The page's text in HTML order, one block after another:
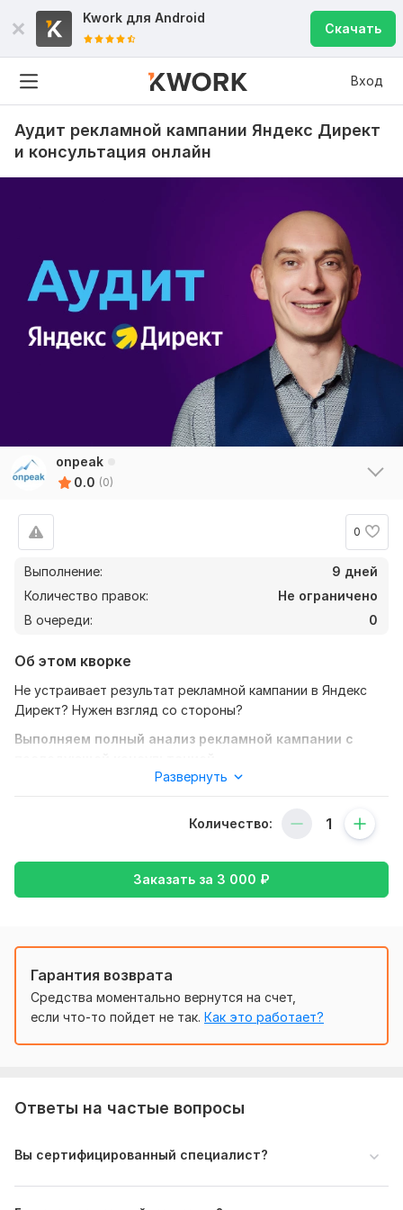
Kwork для Android
Скачать
Вход
Аудит рекламной кампании Яндекс Директ
и консультация онлайн
onpeak
0.0 (0)
0
Выполнение:
9 дней
Количество правок:
Не ограничено
В очереди:
0
Об этом кворке
Не устраивает результат рекламной кампании в Яндекс
Директ? Нужен взгляд со стороны?
Выполняем полный анализ рекламной кампании с
Анализ объявлений, корректность оффера,
1. Нам для анализа потребуется доступ к текущей
рекламной кампании Яндекс Директ и Метрике. Можете
E-mail.
этом заранее согласовываем с вами день и время звонка
консультации.
3. В моменту консультации мы готовим презентацию со
скриншотами и рекомендациями. При этом в рамках
звонка (Предпочтительно ZOOM) рассказываем,
комментируем слайды, вносим предложения и
Развернуть
Количество:
Заказать за 3 000 ₽
Гарантия возврата
Средства моментально вернутся на счет,
если что-то пойдет не так. Как это работает?
Ответы на частые вопросы
Вы сертифицированный специалист?